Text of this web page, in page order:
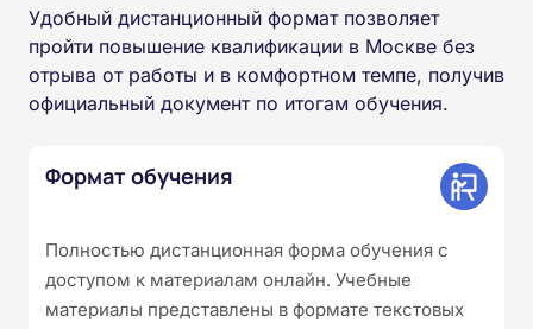
Удобный дистанционный формат позволяет
пройти повышение квалификации в Москве без
отрыва от работы и в комфортном темпе, получив
официальный документ по итогам обучения.
Формат обучения
Полностью дистанционная форма обучения с
доступом к материалам онлайн. Учебные
материалы представлены в формате текстовых